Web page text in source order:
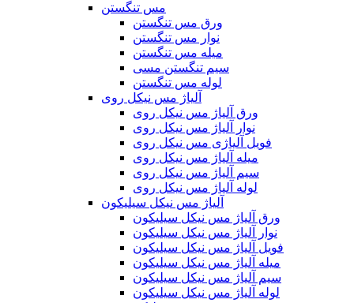
مس تنگستن
ورق مس تنگستن
نوار مس تنگستن
میله مس تنگستن
سیم تنگستن مسی
لوله مس تنگستن
آلیاژ مس نیکل روی
ورق آلیاژ مس نیکل روی
نوار آلیاژ مس نیکل روی
فویل آلیاژی مس نیکل روی
میله آلیاژ مس نیکل روی
سیم آلیاژ مس نیکل روی
لوله آلیاژ مس نیکل روی
آلیاژ مس نیکل سیلیکون
ورق آلیاژ مس نیکل سیلیکون
نوار آلیاژ مس نیکل سیلیکون
فویل آلیاژ مس نیکل سیلیکون
میله آلیاژ مس نیکل سیلیکون
سیم آلیاژ مس نیکل سیلیکون
لوله آلیاژ مس نیکل سیلیکون